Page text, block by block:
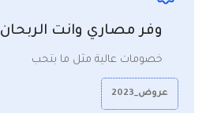
وفر مصاري وانت الربحان
خصومات عالية مثل ما بتحب
عروض_2023